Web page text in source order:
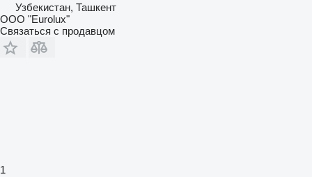
Узбекистан, Ташкент
ООО "Eurolux"
Связаться с продавцом
1